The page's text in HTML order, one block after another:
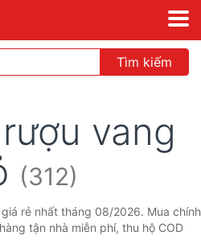
Tìm kiếm
vang
(312)
rẻ nhất tháng 08/2026. Mua chính
tận nhà miễn phí, thu hộ COD